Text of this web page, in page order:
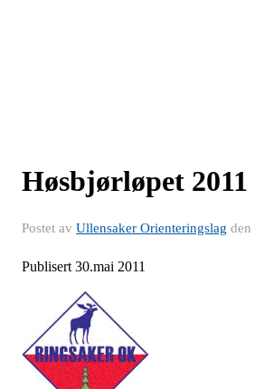
Høsbjørløpet 2011
Postet av Ullensaker Orienteringslag den
Publisert 30.mai 2011